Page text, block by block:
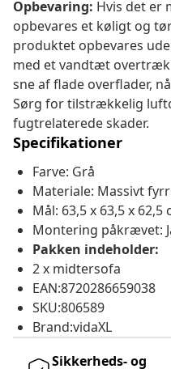
Opbevaring: Hvis det er
opbevares et køligt og
produktet opbevares
med et vandtæt
sne af flade overflader,
Sørg for tilstrækkelig
fugtrelaterede skader.
Specifikationer
Farve: Grå
Materiale: Massivt
Mål: 63,5 x 63,5 x 62,5
Montering påkrævet:
Pakken indeholder:
2 x midtersofa
EAN:8720286659038
SKU:806589
Brand:vidaXL
Sikkerheds- og